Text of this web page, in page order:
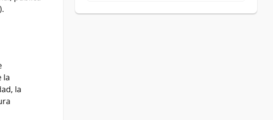
la
la